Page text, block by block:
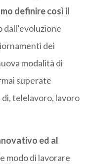
definire così il
dei
modalità di
superate
telelavoro, lavoro
ed al
modo di lavorare